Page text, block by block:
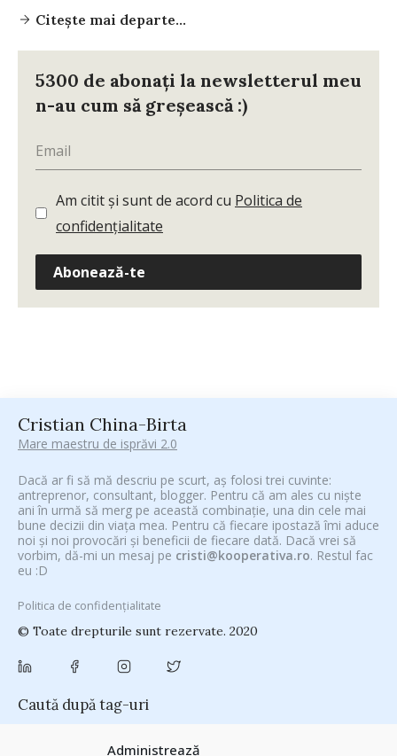
Administrează
Citește mai departe...
5300 de abonați la newsletterul meu
n-au cum să greșească :)
Am citit și sunt de acord cu Politica de
confidențialitate
Abonează-te
Cristian China-Birta
Mare maestru de isprăvi 2.0
Dacă ar fi să mă descriu pe scurt, aș folosi trei cuvinte:
antreprenor, consultant, blogger. Pentru că am ales cu niște
ani în urmă să merg pe această combinație, una din cele mai
bune decizii din viața mea. Pentru că fiecare ipostază îmi aduce
noi și noi provocări și beneficii de fiecare dată. Dacă vrei să
vorbim, dă-mi un mesaj pe cristi@kooperativa.ro. Restul fac
eu :D
Politica de confidențialitate
© Toate drepturile sunt rezervate. 2020
Caută după tag-uri